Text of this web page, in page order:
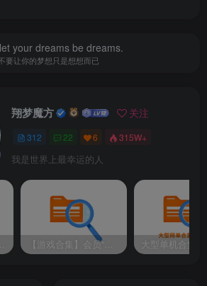
your dreams be dreams.
要让你的梦想只是想想而已
翔梦魔方 关注
312 22 6 315W+
我是世界上最幸运的人
最新单机合集1站-仅本站用户可下载（直链满速下载） 【游戏合集】会员“知己”分享 1T网游单机大合集 某宝购买收集 带架设教程视频(部分免虚拟机一键端 )